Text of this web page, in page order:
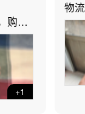
购买
+1
物
买